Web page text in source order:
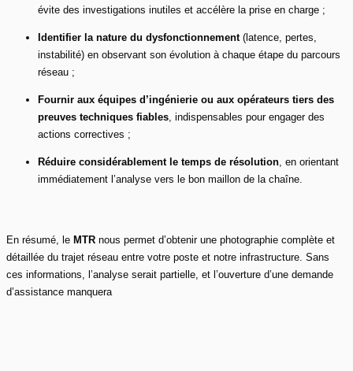
évite des investigations inutiles et accélère la prise en charge ;
Identifier la nature du dysfonctionnement(latence, pertes,
instabilité) en observant son évolution à chaque étape du parcours
réseau ;
Fournir aux équipes d’ingénierie ou aux opérateurs tiers des
preuves techniques fiables , indispensables pour engager des
actions correctives ;
Réduire considérablement le temps de résolution , en orientant
immédiatement l’analyse vers le bon maillon de la chaîne.
En résumé, le MTR nous permet d’obtenir une photographie complète et
détaillée du trajet réseau entre votre poste et notre infrastructure. Sans
ces informations, l’analyse serait partielle, et l’ouverture d’une demande
d’assistance manquera